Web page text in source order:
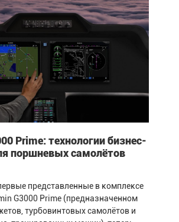
Prime: технологии бизнес-
поршневых самолётов
представленные в комплексе
G3000 Prime (предназначенном
турбовинтовых самолётов и